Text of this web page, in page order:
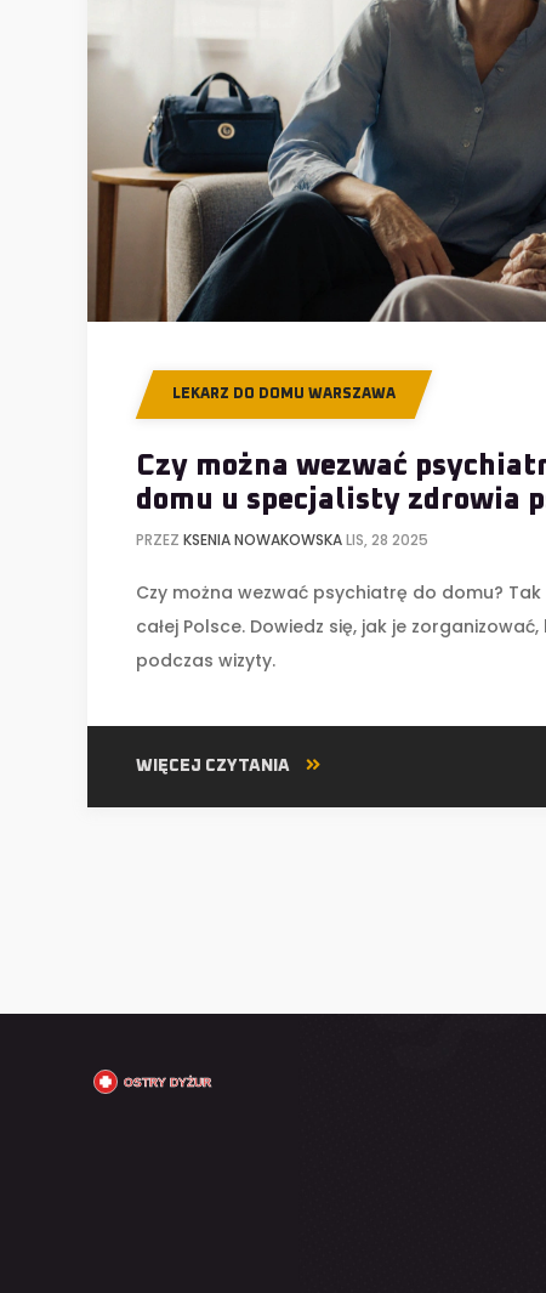
LEKARZ DO DOMU WARSZAWA
Czy można wezwać
domu u specjalisty zdrowia
PRZEZ KSENIA NOWAKOWSKALIS, 28 2025
Czy można wezwać psychiatrę do domu?
całej Polsce. Dowiedz się, jak je
podczas wizyty.
WIĘCEJ CZYTANIA